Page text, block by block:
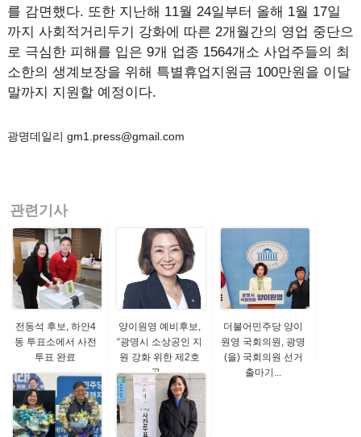
를 감면했다. 또한 지난해 11월 24일부터 올해 1월 17일
까지 사회적거리두기 강화에 따른 2개월간의 영업 중단으
로 극심한 피해를 입은 9개 업종 1564개소 사업주들의 최
소한의 생계보장을 위해 특별휴업지원금 100만원을 이달
말까지 지원할 예정이다.
광명데일리 gm1.press@gmail.com
관련기사
전동석 후보, 하안4
동 투표소에서 사전
투표 완료
양이원영 예비후보,
“광명시 소상공인 지
원 강화 위한 제2호
공...
더불어민주당 양이
원영 국회의원, 광명
(을) 국회의원 선거
출마기...